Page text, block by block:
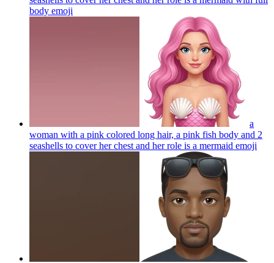
body emoji
a
woman with a pink colored long hair, a pink fish body and 2
seashells to cover her chest and her role is a mermaid emoji